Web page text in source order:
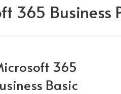
365 Business
365
Basic